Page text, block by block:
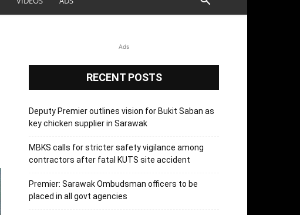
Ads
RECENT POSTS
Deputy Premier outlines vision for Bukit Saban as
key chicken supplier in Sarawak
MBKS calls for stricter safety vigilance among
contractors after fatal KUTS site accident
Premier: Sarawak Ombudsman officers to be
placed in all govt agencies